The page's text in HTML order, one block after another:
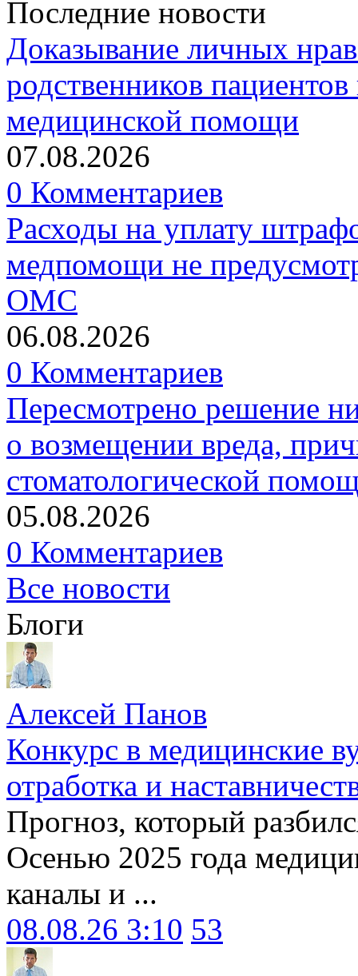
Последние новости
Доказывание личных
родственников
медицинской помощи
07.08.2026
0 Комментариев
Расходы на уплату
медпомощи не
ОМС
06.08.2026
0 Комментариев
Пересмотрено решение
о возмещении вреда,
стоматологической
05.08.2026
0 Комментариев
Все новости
Блоги
Алексей Панов
Конкурс в медицинские
отработка и
Прогноз, который
Осенью 2025 года
каналы и ...
08.08.26 3:10 53